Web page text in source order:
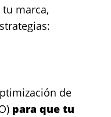
marca,
de
para que tu